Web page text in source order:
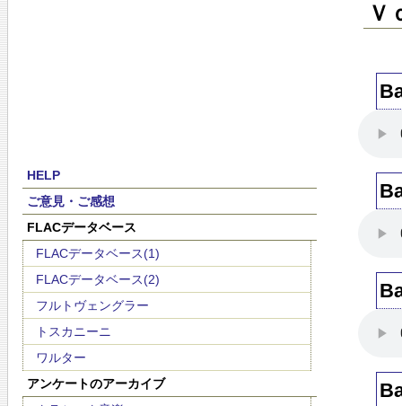
HELP
ご意見・ご感想
FLACデータベース
FLACデータベース(1)
FLACデータベース(2)
フルトヴェングラー
トスカニーニ
ワルター
アンケートのアーカイブ
Ｖ